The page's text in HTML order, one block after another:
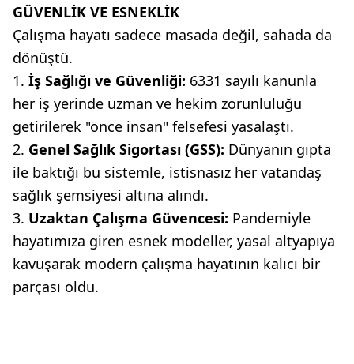
GÜVENLİK VE ESNEKLİK
Çalışma hayatı sadece masada değil, sahada da
dönüştü.
İş Sağlığı ve Güvenliği: 6331 sayılı kanunla
her iş yerinde uzman ve hekim zorunluluğu
getirilerek "önce insan" felsefesi yasalaştı.
Genel Sağlık Sigortası (GSS): Dünyanın gıpta
ile baktığı bu sistemle, istisnasız her vatandaş
sağlık şemsiyesi altına alındı.
Uzaktan Çalışma Güvencesi: Pandemiyle
hayatımıza giren esnek modeller, yasal altyapıya
kavuşarak modern çalışma hayatının kalıcı bir
parçası oldu.